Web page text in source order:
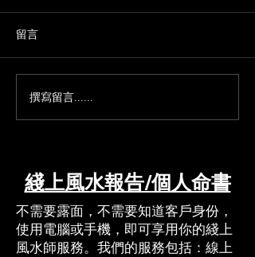
工業廠房風水：管理能量
以確保安全與生產力
留言
撰寫留言......
綫上風水報告/個人命書
​​不需要露面，不需要知道客戶身份，
使用電腦或手機，即可享用你的綫上
風水師服務。我們的服務包括：線上